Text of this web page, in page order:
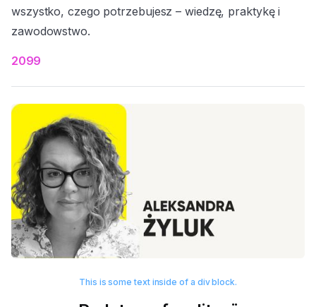
wszystko, czego potrzebujesz – wiedzę, praktykę i
zawodowstwo.
2099
This is some text inside of a div block.